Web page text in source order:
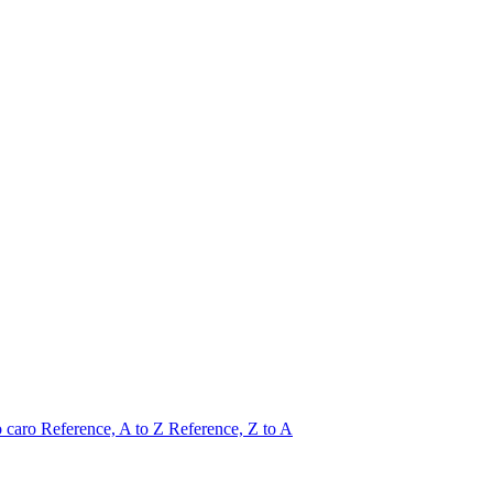
caro Reference, A to Z Reference, Z to A